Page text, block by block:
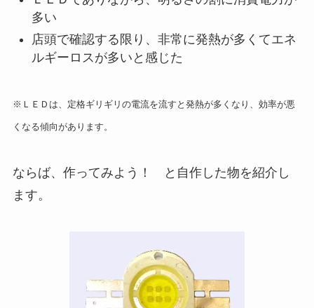
多い
店頭で確認する限り、非常に発熱が多くてエネ
ルギーロスが多いと感じた
※ＬＥＤは、定格ギリギリの電流を流すと発熱が多くなり、効率が悪
くなる傾向があります。
ならば、作ってみよう！ と自作した物を紹介し
ます。